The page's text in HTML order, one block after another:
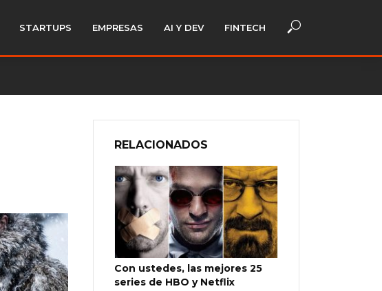
STARTUPS EMPRESAS AI Y DEV FINTECH
RELACIONADOS
Con ustedes, las mejores 25
series de HBO y Netflix